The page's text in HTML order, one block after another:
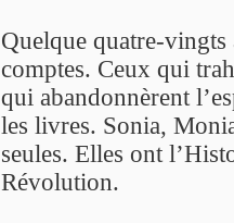
Quelque quatre-vingts
comptes. Ceux qui
qui abandonnèrent
les livres. Sonia,
seules. Elles ont
Révolution.